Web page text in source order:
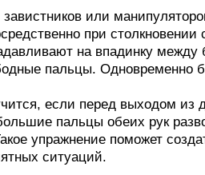
или
при
на впадинку
пальцы. Одновременно
если перед выходом из
пальцы обеих рук
упражнение поможет
ситуаций.